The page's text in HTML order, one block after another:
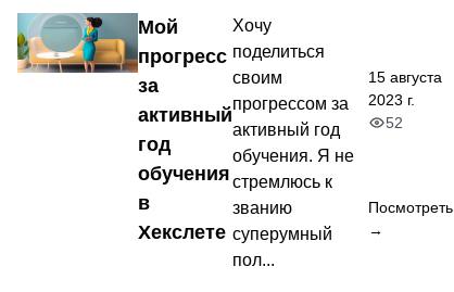
Мой
прогресс
за
активный
год
обучения
в
Хекслете
Хочу
поделиться
своим
прогрессом за
активный год
обучения. Я не
стремлюсь к
званию
суперумный
пол...
15 августа
2023 г.
52
Посмотреть
→